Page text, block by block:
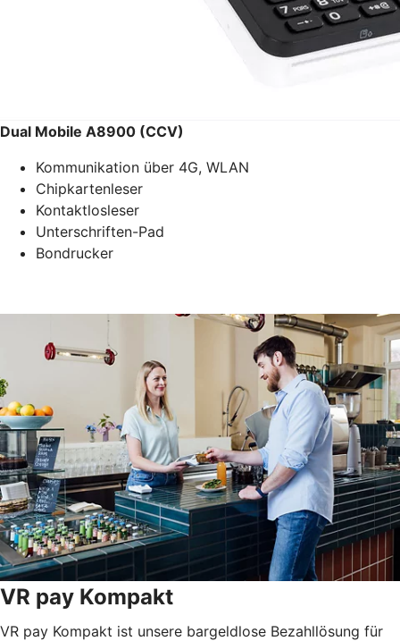
Dual Mobile A8900 (CCV)
Kommunikation über 4G, WLAN
Chipkartenleser
Kontaktlosleser
Unterschriften-Pad
Bondrucker
VR pay Kompakt
VR pay Kompakt ist unsere bargeldlose Bezahllösung für